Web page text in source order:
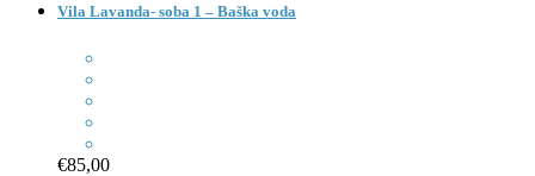
Vila Lavanda- soba 1 – Baška voda
€85,00